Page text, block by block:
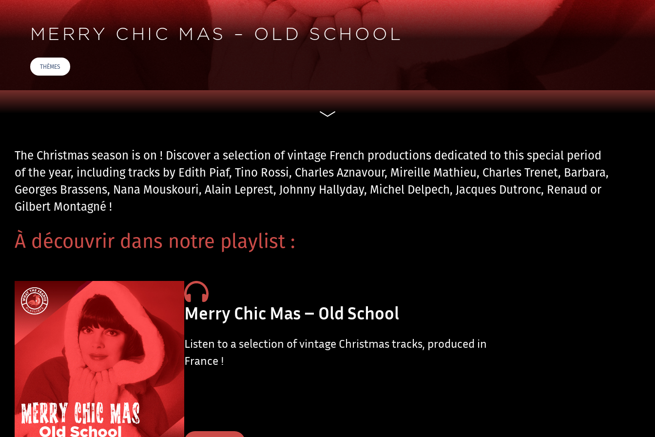
MERRY CHIC MAS – OLD SCHOOL
THÈMES
The Christmas season is on ! Discover a selection of vintage French productions dedicated to this special period
of the year, including tracks by Edith Piaf, Tino Rossi, Charles Aznavour, Mireille Mathieu, Charles Trenet, Barbara,
Georges Brassens, Nana Mouskouri, Alain Leprest, Johnny Hallyday, Michel Delpech, Jacques Dutronc, Renaud or
Gilbert Montagné !
À découvrir dans notre playlist :
Merry Chic Mas – Old School
Listen to a selection of vintage Christmas tracks, produced in
France !